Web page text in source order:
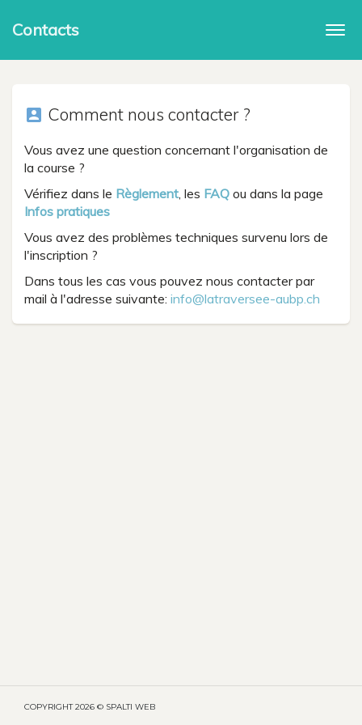
Contacts
account_box Comment nous contacter ?
Vous avez une question concernant l'organisation de
la course ?
Vérifiez dans le Règlement, les FAQ ou dans la page
Infos pratiques
Vous avez des problèmes techniques survenu lors de
l'inscription ?
Dans tous les cas vous pouvez nous contacter par
mail à l'adresse suivante: info@latraversee-aubp.ch
COPYRIGHT2026 © SPALTI WEB